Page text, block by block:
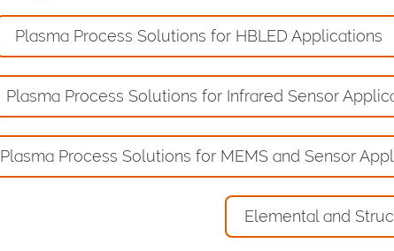
Plasma Process Solutions for HBLED Applications
Plasma Process Solutions for Infrared Sensor
Plasma Process Solutions for MEMS and Sensor
Elemental and